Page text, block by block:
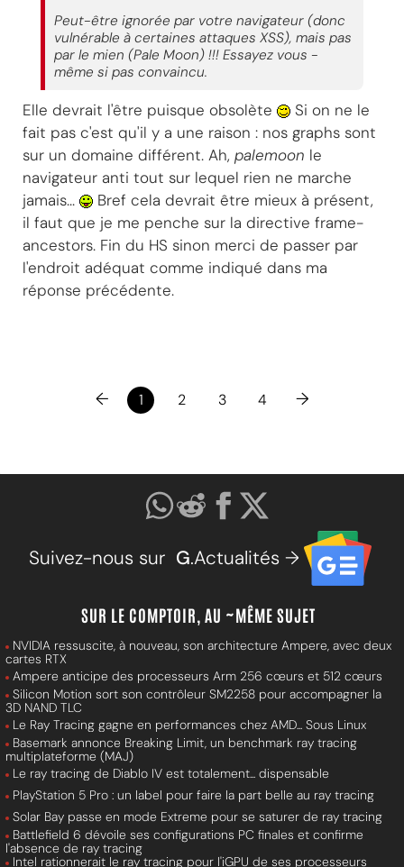
Peut-être ignorée par votre navigateur (donc
vulnérable à certaines attaques XSS), mais pas
par le mien (Pale Moon) !!! Essayez vous -
même si pas convaincu.
Elle devrait l'être puisque obsolète
Si on ne le
fait pas c'est qu'il y a une raison : nos graphs sont
sur un domaine différent. Ah, palemoon le
navigateur anti tout sur lequel rien ne marche
jamais...
Bref cela devrait être mieux à présent,
il faut que je me penche sur la directive frame-
ancestors. Fin du HS sinon merci de passer par
l'endroit adéquat comme indiqué dans ma
réponse précédente.
← 1 2 3 4 →
Suivez-nous sur G.Actualités →
SUR LE COMPTOIR, AU ~MÊME SUJET
NVIDIA ressuscite, à nouveau, son architecture Ampere, avec deux
cartes RTX
Ampere anticipe des processeurs Arm 256 cœurs et 512 cœurs
Silicon Motion sort son contrôleur SM2258 pour accompagner la
3D NAND TLC
Le Ray Tracing gagne en performances chez AMD... Sous Linux
Basemark annonce Breaking Limit, un benchmark ray tracing
multiplateforme (MAJ)
Le ray tracing de Diablo IV est totalement... dispensable
PlayStation 5 Pro : un label pour faire la part belle au ray tracing
Solar Bay passe en mode Extreme pour se saturer de ray tracing
Battlefield 6 dévoile ses configurations PC finales et confirme
l'absence de ray tracing
Intel rationnerait le ray tracing pour l'iGPU de ses processeurs